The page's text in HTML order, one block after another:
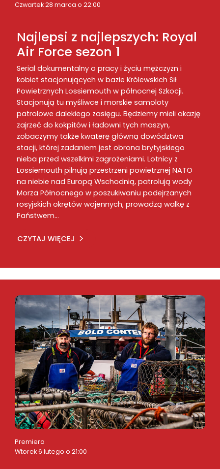
Czwartek 28 marca o 22:00
Najlepsi z najlepszych: Royal
Air Force sezon 1
Serial dokumentalny o pracy i życiu mężczyzn i
kobiet stacjonujących w bazie Królewskich Sił
Powietrznych Lossiemouth w północnej Szkocji.
Stacjonują tu myśliwce i morskie samoloty
patrolowe dalekiego zasięgu. Będziemy mieli okazję
zajrzeć do kokpitów i ładowni tych maszyn,
zobaczymy także kwaterę główną dowództwa
stacji, której zadaniem jest obrona brytyjskiego
nieba przed wszelkimi zagrożeniami. Lotnicy z
Lossiemouth pilnują przestrzeni powietrznej NATO
na niebie nad Europą Wschodnią, patrolują wody
Morza Północnego w poszukiwaniu podejrzanych
rosyjskich okrętów wojennych, prowadzą walkę z
Państwem…
CZYTAJ WIĘCEJ
Premiera
Wtorek 6 lutego o 21:00